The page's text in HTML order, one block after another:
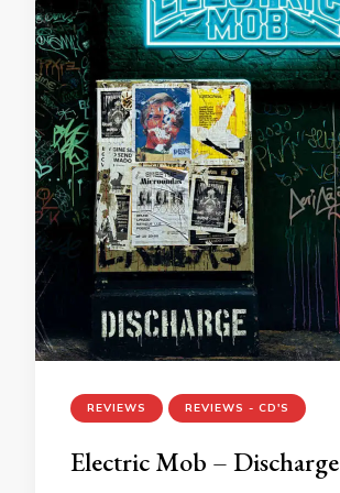
REVIEWS REVIEWS - CD'S
Electric Mob – Discharge